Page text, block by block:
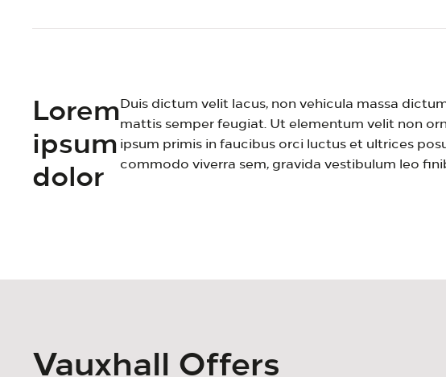
Lorem
ipsum
dolor
Duis dictum velit lacus, non vehicula massa
mattis semper feugiat. Ut elementum velit non
ipsum primis in faucibus orci luctus et ultrices
commodo viverra sem, gravida vestibulum leo
Vauxhall Offers